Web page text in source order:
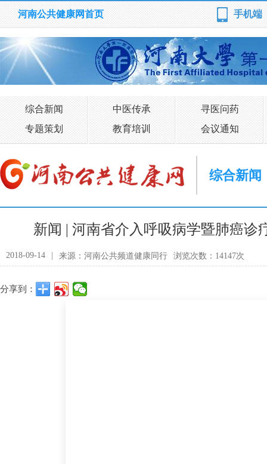
河南公共健康网首页 手机端
综合新闻 中医传承
寻医问药
专题策划
教育培训 会议通知
综合新闻
新闻 | 河南省介入呼吸病学暨肺癌诊
2018-09-14 来源：河南公共频道健康同行 浏览次数：14147次
分享到：